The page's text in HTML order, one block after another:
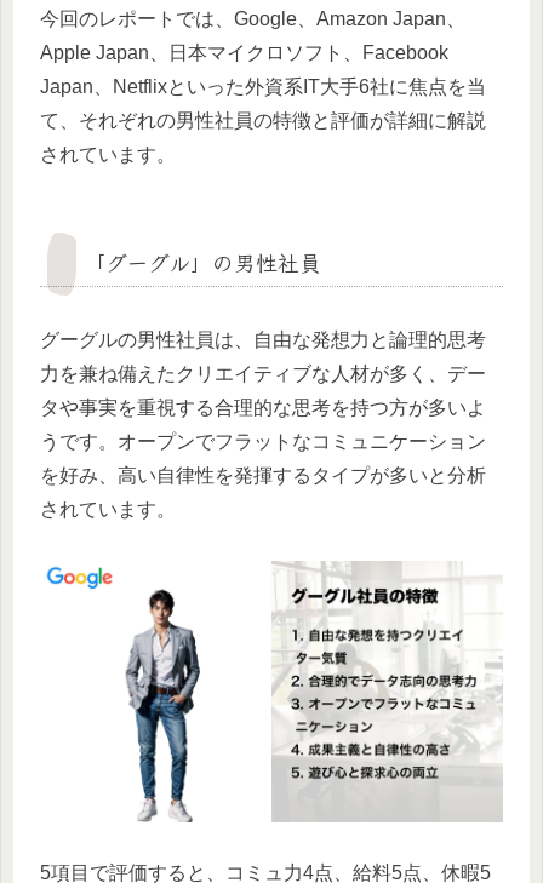
今回のレポートでは、Google、Amazon Japan、
Apple Japan、日本マイクロソフト、Facebook
Japan、Netflixといった外資系IT大手6社に焦点を当
て、それぞれの男性社員の特徴と評価が詳細に解説
されています。
「グーグル」の男性社員
グーグルの男性社員は、自由な発想力と論理的思考
力を兼ね備えたクリエイティブな人材が多く、デー
タや事実を重視する合理的な思考を持つ方が多いよ
うです。オープンでフラットなコミュニケーション
を好み、高い自律性を発揮するタイプが多いと分析
されています。
5項目で評価すると、コミュ力4点、給料5点、休暇5